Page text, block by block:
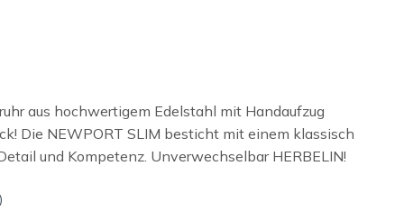
aus hochwertigem Edelstahl mit Handaufzug
Die NEWPORT SLIM besticht mit einem klassisch
und Kompetenz. Unverwechselbar HERBELIN!